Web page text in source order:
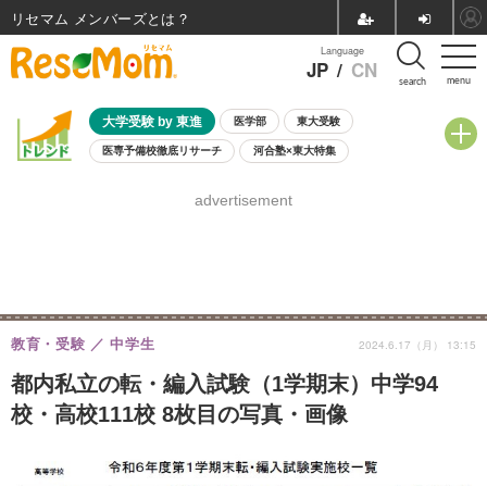
menu
Language
JP / CN search
大学受験 by 東進 医学部 東大受験
医専予備校徹底リサーチ 河合塾×東大特集
8月開催学校説明会・相談会
advertisement
都内私立の転・編入試験（1学期末）中学94
校・高校111校 8枚目の写真・画像
教育・受験 中学生 2024.6.17（月） 13:15
リセマム メンバーズ